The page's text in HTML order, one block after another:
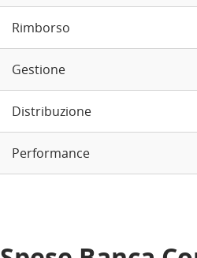
Rimborso
Gestione
Distribuzione
Performance